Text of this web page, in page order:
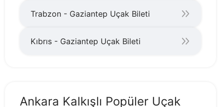
Trabzon - Gaziantep Uçak Bileti
Kıbrıs - Gaziantep Uçak Bileti
Ankara Kalkışlı Popüler Uçak